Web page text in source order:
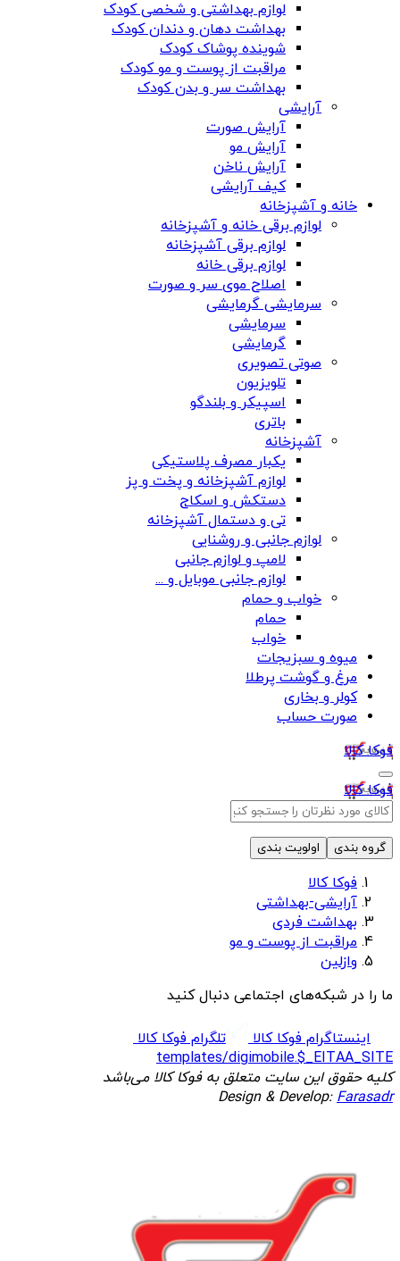
لوازم بهداشتی و شخصی کودک
بهداشت دهان و دندان کودک
شوینده پوشاک کودک
مراقبت از پوست و مو کودک
بهداشت سر و بدن کودک
آرایشی
آرایش صورت
آرایش مو
آرایش ناخن
کیف آرایشی
خانه و آشپزخانه
لوازم برقی خانه و آشپزخانه
لوازم برقی آشپزخانه
لوازم برقی خانه
اصلاح موی سر و صورت
سرمایشی گرمایشی
سرمایشی
گرمایشی
صوتی تصویری
تلویزیون
اسپیکر و بلندگو
باتری
آشپزخانه
یکبار مصرف پلاستیکی
لوازم آشپزخانه و پخت و پز
دستکش و اسکاج
تی و دستمال آشپزخانه
لوازم جانبی و روشنایی
لامپ و لوازم جانبی
لوازم جانبی موبایل و ...
خواب و حمام
حمام
خواب
میوه و سبزیجات
مرغ و گوشت پرطلا
کولر و بخاری
صورت حساب
فوکا کالا
فوکا کالا
گروه بندی اولویت بندی
فوکا کالا
آرایشی-بهداشتی
بهداشت فردی
مراقبت از پوست و مو
وازلین
ما را در شبکه‌های اجتماعی دنبال کنید
اینستاگرام فوکا کالا
تلگرام فوکا کالا
templates/digimobile.$_EITAA_SITE
کلیه حقوق این سایت متعلق به فوکا کالا می‌باشد
Design & Develop:Farasadr